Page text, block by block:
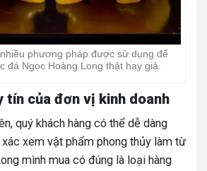
phương pháp được sử dụng để
đá Ngọc Hoàng Long thật hay giả.
tín của đơn vị kinh doanh
quý khách hàng có thể dễ dàng
xem vật phẩm phong thủy làm từ
mình mua có đúng là loại hàng